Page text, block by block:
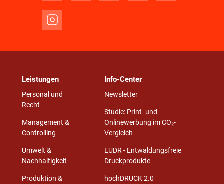
Leistungen
Personal und
Recht
Management &
Controlling
Umwelt &
Nachhaltigkeit
Produktion &
Info-Center
Newsletter
Studie: Print- und
Onlinewerbung im CO₂-
Vergleich
EUDR - Entwaldungsfreie
Druckprodukte
hochDRUCK 2.0